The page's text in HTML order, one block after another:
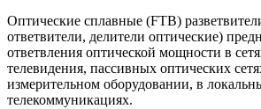
Оптические сплавные (FTB)
ответвители, делители оптические)
ответвления оптической мощности в
телевидения, пассивных оптических
измерительном оборудовании, в
телекоммуникациях.